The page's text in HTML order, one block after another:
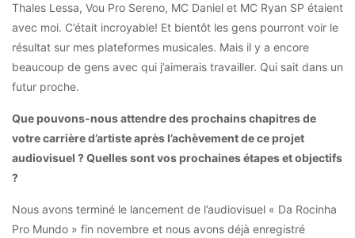
Thales Lessa, Vou Pro Sereno, MC Daniel et MC Ryan SP étaient
avec moi. C’était incroyable! Et bientôt les gens pourront voir le
résultat sur mes plateformes musicales. Mais il y a encore
beaucoup de gens avec qui j’aimerais travailler. Qui sait dans un
futur proche.
Que pouvons-nous attendre des prochains chapitres de
votre carrière d’artiste après l’achèvement de ce projet
audiovisuel ? Quelles sont vos prochaines étapes et objectifs
?
Nous avons terminé le lancement de l’audiovisuel « Da Rocinha
Pro Mundo » fin novembre et nous avons déjà enregistré